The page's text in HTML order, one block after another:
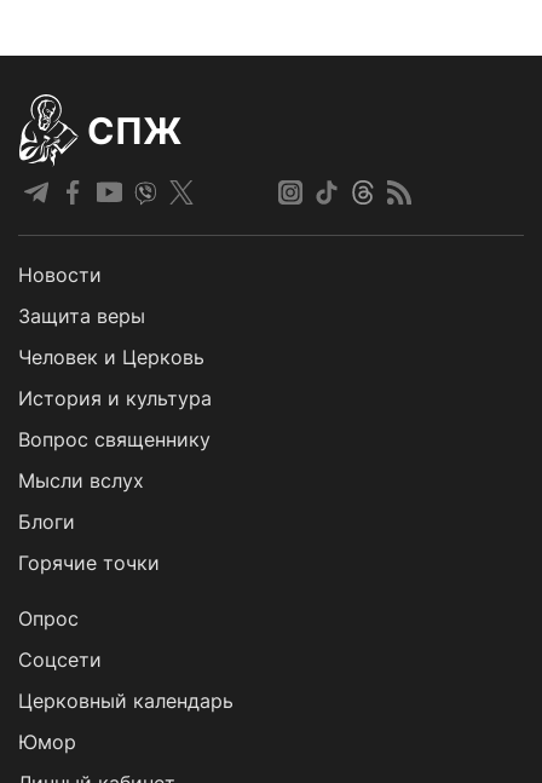
СПЖ
Новости
Защита веры
Человек и Церковь
История и культура
Вопрос священнику
Мысли вслух
Блоги
Горячие точки
Опрос
Cоцсети
Церковный календарь
Юмор